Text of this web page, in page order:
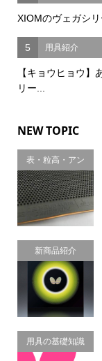
XIOMのヴェガシ
5 用具紹介
【キョウヒョウ
リー...
NEW TOPIC
表・粒高・アン
チ
新商品紹介
用具の基礎知識